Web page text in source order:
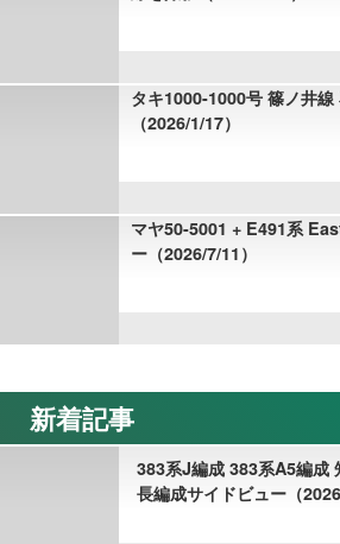
タキ1000-1000号 篠ノ井
（2026/1/17）
マヤ50-5001 + E491系
ー（2026/7/11）
新着記事
383系J編成 383系A5編成
長編成サイドビュー（